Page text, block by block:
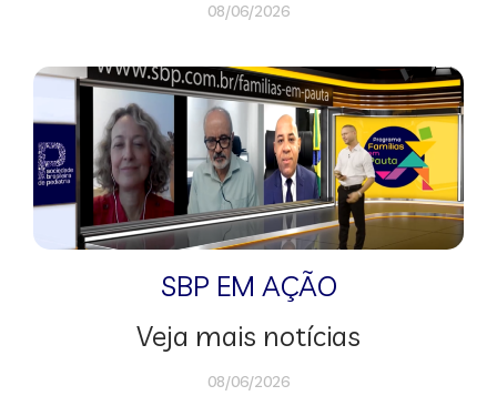
08/06/2026
SBP EM AÇÃO
Veja mais notícias
08/06/2026